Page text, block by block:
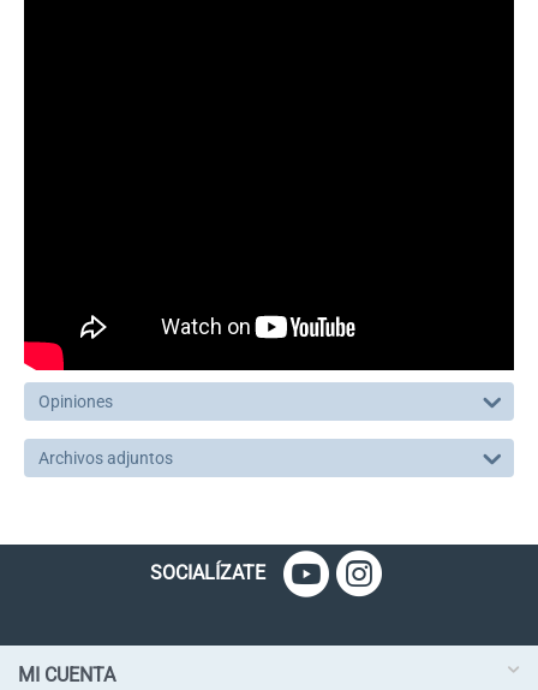
Opiniones
Archivos adjuntos
SOCIALÍZATE
MI CUENTA